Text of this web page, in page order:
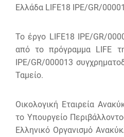
Ελλάδα LIFE18 IPE/GR/
Το έργο LIFE18 IPE/GR/
από το πρόγραμμα LIFE
IPE/GR/000013
Ταμείο.
Οικολογική Εταιρεία
το Υπουργείο
Ελληνικό Οργανισμό